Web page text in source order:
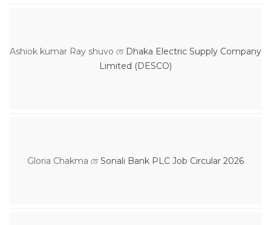
Ashiok kumar Ray shuvo তে Dhaka Electric Supply Company
Limited (DESCO)
Gloria Chakma তেSonali Bank PLC Job Circular 2026